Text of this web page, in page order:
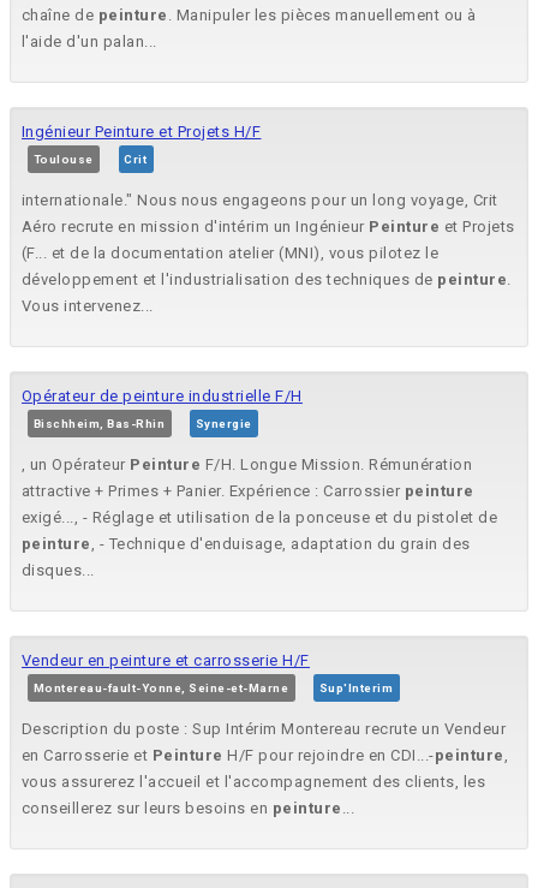
chaîne de peinture . Manipuler les pièces manuellement ou à
l'aide d'un palan...
Ingénieur Peinture et Projets H/F
Toulouse Crit
internationale." Nous nous engageons pour un long voyage, Crit
Aéro recrute en mission d'intérim un Ingénieur Peinture et Projets
(F... et de la documentation atelier (MNI), vous pilotez le
développement et l'industrialisation des techniques de peinture.
Vous intervenez...
Opérateur de peinture industrielle F/H
Bischheim, Bas-Rhin Synergie
, un Opérateur Peinture F/H. Longue Mission. Rémunération
attractive + Primes + Panier. Expérience : Carrossier peinture
exigé..., - Réglage et utilisation de la ponceuse et du pistolet de
peinture, - Technique d'enduisage, adaptation du grain des
disques...
Vendeur en peinture et carrosserie H/F
Montereau-fault-Yonne, Seine-et-Marne Sup'Interim
Description du poste : Sup Intérim Montereau recrute un Vendeur
en Carrosserie et Peinture H/F pour rejoindre en CDI...-peinture,
vous assurerez l'accueil et l'accompagnement des clients, les
conseillerez sur leurs besoins en peinture ...